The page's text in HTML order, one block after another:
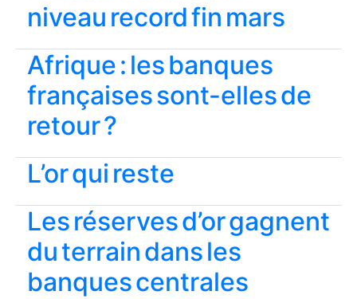
niveau record fin mars
Afrique : les banques
françaises sont-elles de
retour ?
L’or qui reste
Les réserves d’or gagnent
du terrain dans les
banques centrales